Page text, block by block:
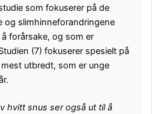
som fokuserer på de
og slimhinneforandringene
forårsake, og som er
(7) fokuserer spesielt på
utbredt, som er unge
hvitt snus ser også ut til å